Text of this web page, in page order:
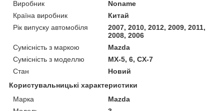
Виробник
Noname
Країна виробник
Китай
Рік випуску автомобіля
2007, 2010, 2012, 2009, 2011,
2008, 2006
Сумісність з маркою
Mazda
Сумісність з моделлю
MX-5, 6, CX-7
Стан
Новий
Користувальницькі характеристики
Марка
Mazda